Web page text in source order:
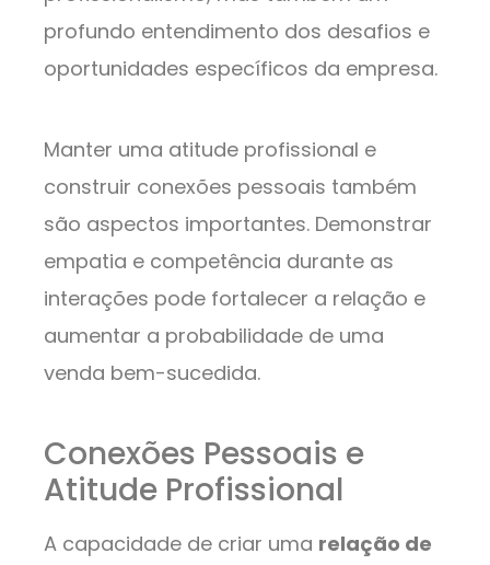
profundo entendimento dos desafios e
oportunidades específicos da empresa.
Manter uma atitude profissional e
construir conexões pessoais também
são aspectos importantes. Demonstrar
empatia e competência durante as
interações pode fortalecer a relação e
aumentar a probabilidade de uma
venda bem-sucedida.
Conexões Pessoais e
Atitude Profissional
A capacidade de criar uma relação de